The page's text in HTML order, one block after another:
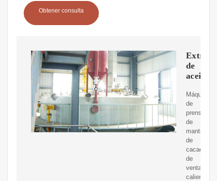
Obtener consulta
de
aceite
Máquina
de
prensado
de
manteca
de
cacao
de
venta
caliente,